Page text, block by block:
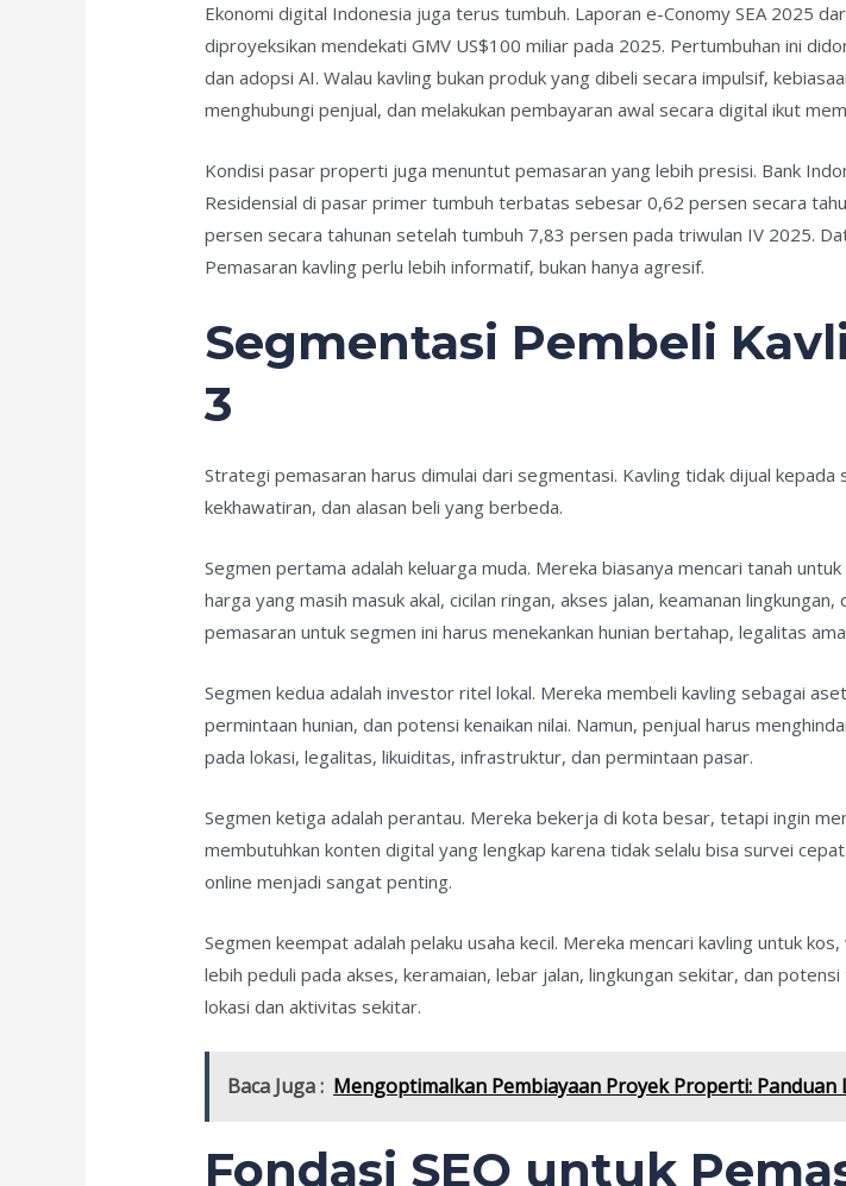
Ekonomi digital Indonesia juga terus tumbuh. Laporan e-Conomy SEA 2025
diproyeksikan mendekati GMV US$100 miliar pada 2025. Pertumbuhan ini
dan adopsi AI. Walau kavling bukan produk yang dibeli secara impulsif,
menghubungi penjual, dan melakukan pembayaran awal secara digital ikut
Kondisi pasar properti juga menuntut pemasaran yang lebih presisi. Bank
Residensial di pasar primer tumbuh terbatas sebesar 0,62 persen secara
persen secara tahunan setelah tumbuh 7,83 persen pada triwulan IV 2025.
Pemasaran kavling perlu lebih informatif, bukan hanya agresif.
Segmentasi Pembeli
3
Strategi pemasaran harus dimulai dari segmentasi. Kavling tidak dijual
kekhawatiran, dan alasan beli yang berbeda.
Segmen pertama adalah keluarga muda. Mereka biasanya mencari tanah
harga yang masih masuk akal, cicilan ringan, akses jalan, keamanan
pemasaran untuk segmen ini harus menekankan hunian bertahap, legalitas
Segmen kedua adalah investor ritel lokal. Mereka membeli kavling sebagai
permintaan hunian, dan potensi kenaikan nilai. Namun, penjual harus
pada lokasi, legalitas, likuiditas, infrastruktur, dan permintaan pasar.
Segmen ketiga adalah perantau. Mereka bekerja di kota besar, tetapi ingin
membutuhkan konten digital yang lengkap karena tidak selalu bisa survei
online menjadi sangat penting.
Segmen keempat adalah pelaku usaha kecil. Mereka mencari kavling untuk
lebih peduli pada akses, keramaian, lebar jalan, lingkungan sekitar, dan
lokasi dan aktivitas sekitar.
Baca Juga : Mengoptimalkan Pembiayaan Proyek Properti: Panduan
Fondasi SEO untuk